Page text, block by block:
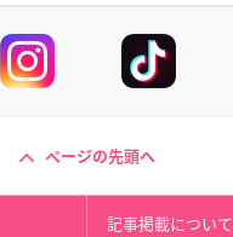
ページの先頭へ
記事掲載について